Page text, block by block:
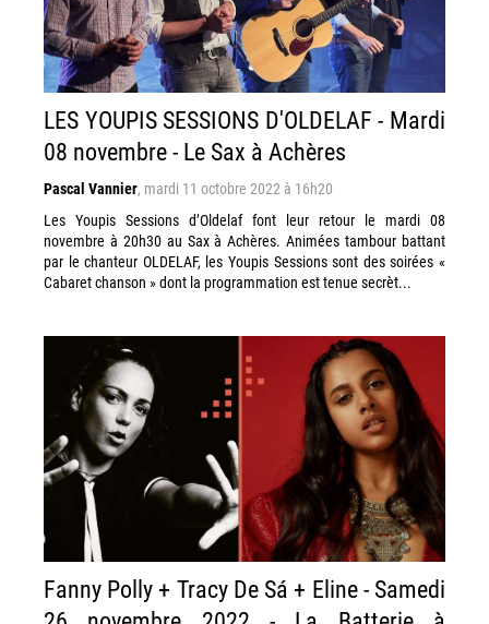
LES YOUPIS SESSIONS D'OLDELAF - Mardi
08 novembre - Le Sax à Achères
Pascal Vannier, mardi 11 octobre 2022 à 16h20
Les Youpis Sessions d’Oldelaf font leur retour le mardi 08
novembre à 20h30 au Sax à Achères. Animées tambour battant
par le chanteur OLDELAF, les Youpis Sessions sont des soirées «
Cabaret chanson » dont la programmation est tenue secrèt...
Fanny Polly + Tracy De Sá + Eline - Samedi